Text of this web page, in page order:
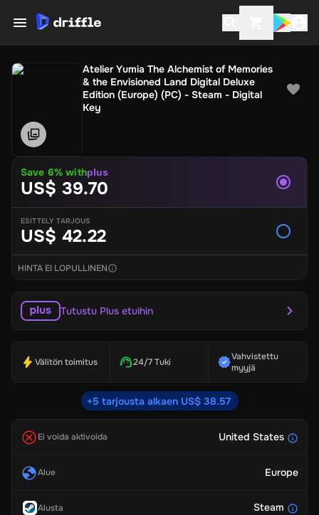
Atelier Yumia The Alchemist of Memories
& the Envisioned Land Digital Deluxe
Edition (Europe) (PC) - Steam - Digital
Key
Save 6% withplus
US$ 39.70
ESITTELY TARJOUS
US$ 42.22
HINTA EI LOPULLINEN
Tutustu Plus etuihin
Välitön toimitus 24/7 Tuki
Vahvistettu
myyjä
+5 tarjousta alkaen US$ 38.57
Ei voida aktivoida United States
Alue Europe
Alusta Steam